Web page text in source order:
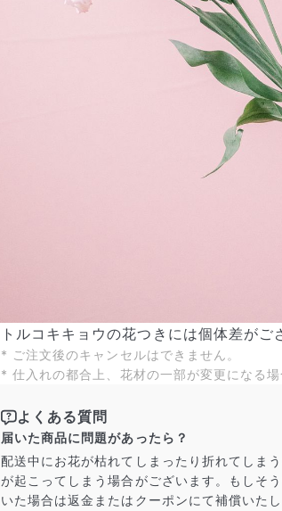
に好きな花をご注文いただけます。
Q. 配送できないエリアはありますか？
ただいま沖縄・離島エリアへの配送には対応して
承ください。
お花をベストなタイミングで発送しているため、
できません。受け取り時間帯は、発送後にクロネ
から変更可能です。
Q. 注文後にキャンセルできますか？
ご注文後一定時間内であればキャンセル可能です
トルコキキョウの花つきには個体差がご
* ご注文後のキャンセルはできません。
* 仕入れの都合上、花材の一部が変更になる場
よくある質問
届いた商品に問題があったら？
配送中にお花が枯れてしまったり折れてしま
が起こってしまう場合がございます。もしそ
いた場合は返金またはクーポンにて補償いた